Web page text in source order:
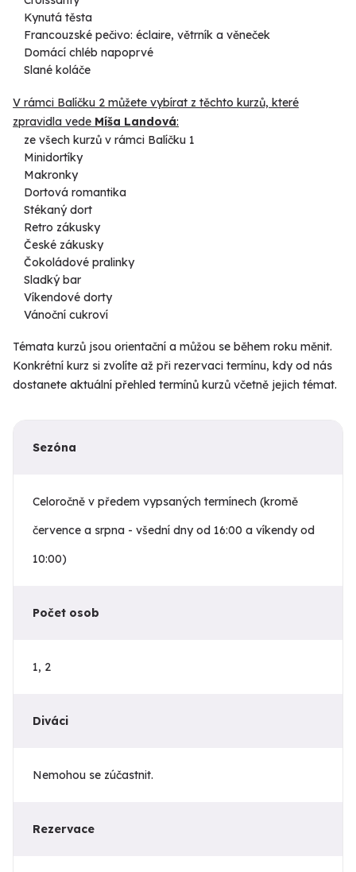
Kynutá těsta
Francouzské pečivo: éclaire, větrník a věneček
Domácí chléb napoprvé
Slané koláče
V rámci Balíčku 2 můžete vybírat z těchto kurzů, které
zpravidla vede Míša Landová:
ze všech kurzů v rámci Balíčku 1
Minidortíky
Makronky
Dortová romantika
Stékaný dort
Retro zákusky
České zákusky
Čokoládové pralinky
Sladký bar
Víkendové dorty
Vánoční cukroví
Témata kurzů jsou orientační a můžou se během roku měnit.
Konkrétní kurz si zvolíte až při rezervaci termínu, kdy od nás
dostanete aktuální přehled termínů kurzů včetně jejich témat.
Sezóna
Celoročně v předem vypsaných termínech (kromě
července a srpna - všední dny od 16:00 a víkendy od
10:00)
Počet osob
1, 2
Diváci
Nemohou se zúčastnit.
Rezervace